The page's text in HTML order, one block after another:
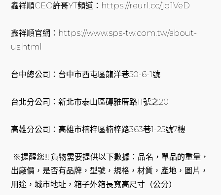
鑫祥順CEO許哥YT頻道：https://reurl.cc/jq1VeD
鑫祥順官網：https://www.sps-tw.com.tw/about-
us.html
台中總公司：台中市西屯區龍洋巷50-6-1號
台北分公司：新北市泰山區磚雅厝路11號之20
高雄分公司：高雄市楠梓區楠梓路363巷1-25號7樓
※提醒您!!! 貨物需要提供以下數據：品名，單品的重量，
出廠價，是否有品牌，型號，規格，材質，產地，圖片，
用途，城市地址，箱子外箱長寬高尺寸（公分）